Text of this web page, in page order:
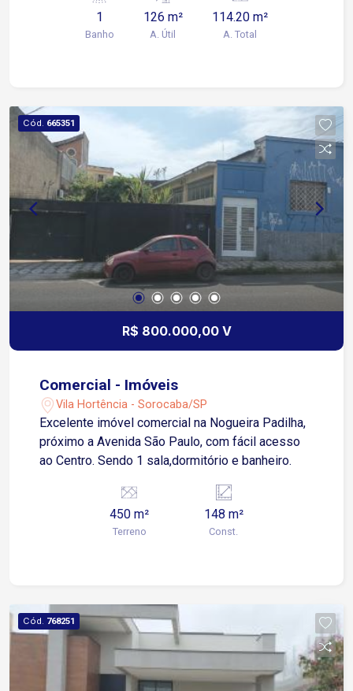
1
Banho
126 m²
A. Útil
114.20 m²
A. Total
Cód. 665351
R$ 800.000,00 V
Comercial - Imóveis
Vila Hortência - Sorocaba/SP
Excelente imóvel comercial na Nogueira Padilha,
próximo a Avenida São Paulo, com fácil acesso
ao Centro. Sendo 1 sala,dormitório e banheiro.
450 m²
Terreno
148 m²
Const.
Cód. 768251